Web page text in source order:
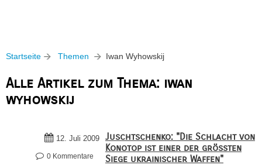
Startseite Themen Iwan Wyhowskij
Alle Artikel zum Thema: iwan
wyhowskij
12. Juli 2009
0 Kommentare
Juschtschenko: "Die Schlacht von
Konotop ist einer der größten
Siege ukrainischer Waffen"